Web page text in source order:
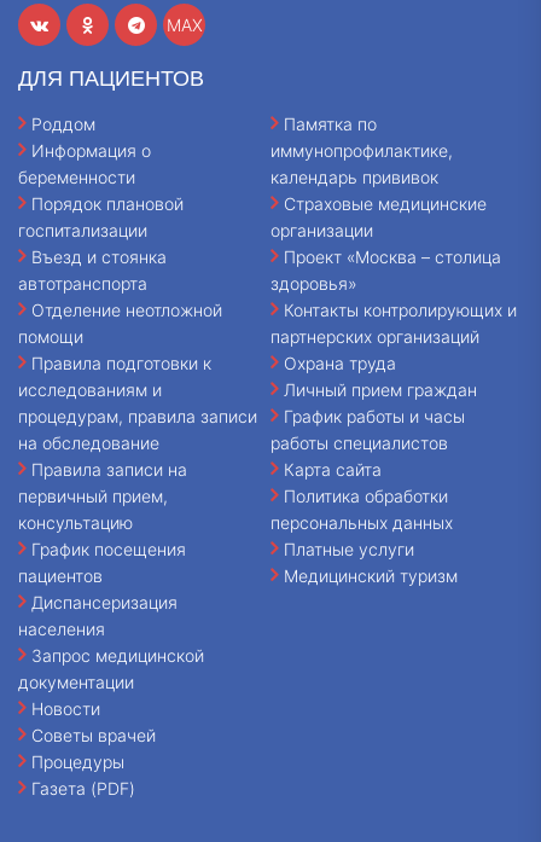
MAX
ДЛЯ ПАЦИЕНТОВ
Роддом
Информация о
беременности
Порядок плановой
госпитализации
Въезд и стоянка
автотранспорта
Отделение неотложной
помощи
Правила подготовки к
исследованиям и
процедурам, правила записи
на обследование
Правила записи на
первичный прием,
консультацию
График посещения
пациентов
Диспансеризация
населения
Запрос медицинской
документации
Новости
Советы врачей
Процедуры
Газета (PDF)
Памятка по
иммунопрофилактике,
календарь прививок
Страховые медицинские
организации
Проект «Москва – столица
здоровья»
Контакты контролирующих и
партнерских организаций
Охрана труда
Личный прием граждан
График работы и часы
работы специалистов
Карта сайта
Политика обработки
персональных данных
Платные услуги
Медицинский туризм